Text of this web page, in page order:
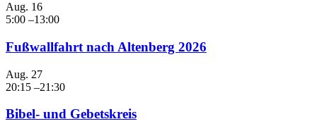
Aug. 16
5:00 –13:00
Fußwallfahrt nach Altenberg 2026
Aug. 27
20:15 –21:30
Bibel- und Gebetskreis